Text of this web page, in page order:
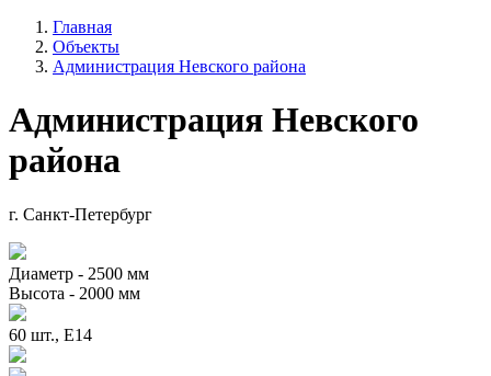
Главная
Объекты
Администрация Невского района
Администрация Невского
района
г. Санкт-Петербург
Диаметр - 2500 мм
Высота - 2000 мм
60 шт., Е14